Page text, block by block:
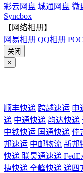
彩云网盘 城通网盘 微
Syncbox
【网络相册】
网易相册 QQ相册
关闭
×
顺丰快递 跨越速运 申
递 中通快递 韵达快递
中铁快运 国通快递 佳
邦速运 中邮物流 新邦
快递 联昊通速递
捷快递 全峰快递 递四